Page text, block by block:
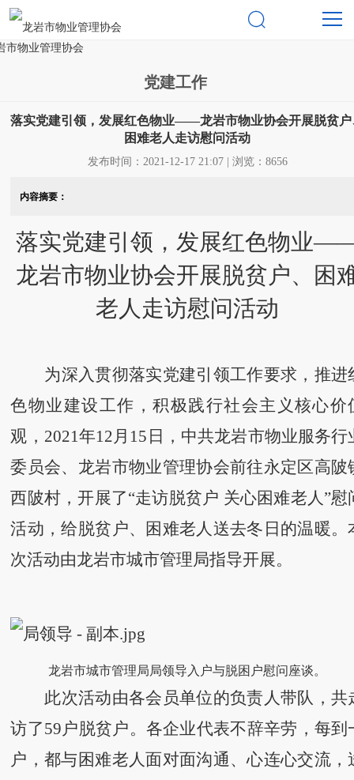

党建工作
落实党建引领，发展红色物业——龙岩市物业协会开展脱贫户
困难老人走访慰问活动
发布时间：2021-12-17 21:07 | 浏览：8656
内容摘要：
落实党建引领，发展红色物业
龙岩市物业协会开展脱贫户、困
老人走访慰问活动
为深入贯彻落实党建引领工作要求，推进
色物业建设工作，积极践行社会主义核心价
观， 2021年12月15日，中共龙岩市物业服务行
委员会、龙岩市物业管理协会前往永定区高陂
西陂村，开展了“走访脱贫户 关心困难老人”慰
活动，给脱贫户、困难老人送去冬日的温暖。
次活动由龙岩市城市管理局指导开展。
龙岩市城市管理局局领导入户与脱困户慰问座谈。
此次活动由各会员单位的负责人带队，共
访了59户脱贫户。各企业代表不辞辛劳，每到
户，都与困难老人面对面沟通、心连心交流，